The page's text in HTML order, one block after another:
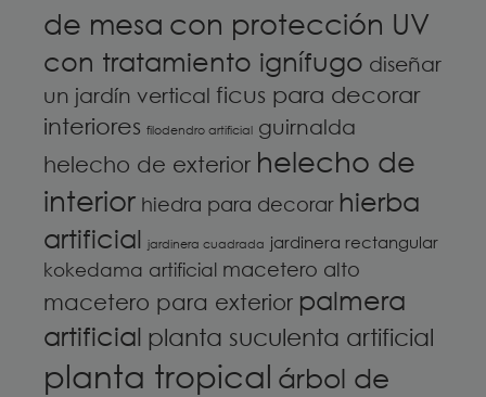
de mesa con protección UV
con tratamiento ignífugo diseñar
un jardín vertical ficus para decorar
interiores filodendro artificial guirnalda
helecho de exterior helecho de
interior hiedra para decorar hierba
artificial jardinera cuadrada jardinera rectangular
kokedama artificial macetero alto
macetero para exterior palmera
artificial planta suculenta artificial
planta tropical árbol de